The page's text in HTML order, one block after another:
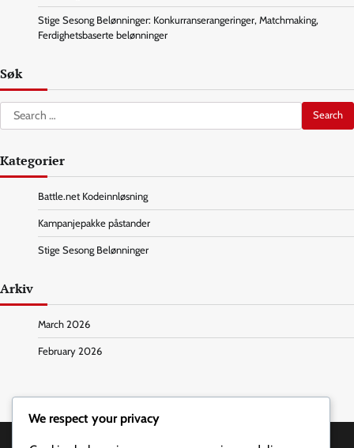
Stige Sesong Belønninger: Konkurranserangeringer, Matchmaking,
Ferdighetsbaserte belønninger
Søk
Search
for:
Kategorier
Battle.net Kodeinnløsning
Kampanjepakke påstander
Stige Sesong Belønninger
Arkiv
March 2026
February 2026
We respect your privacy